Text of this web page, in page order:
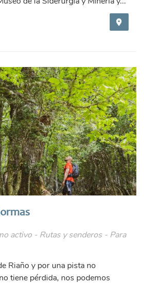
activo - Rutas y senderos - Para
Riaño y por una pista no
tiene pérdida, nos podemos